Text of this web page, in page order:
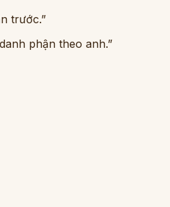
trước.”
phận theo anh.”